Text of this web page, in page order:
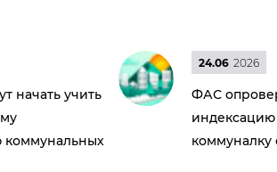
начать учить
коммунальных
24.06 2026
ФАС
коммуналку